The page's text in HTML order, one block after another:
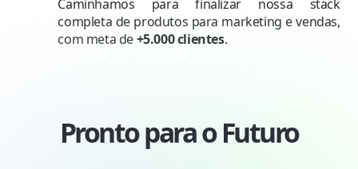
Caminhamos para finalizar nossa stack
completa de produtos para marketing e vendas,
com meta de+5.000 clientes.
Pronto para o Futuro